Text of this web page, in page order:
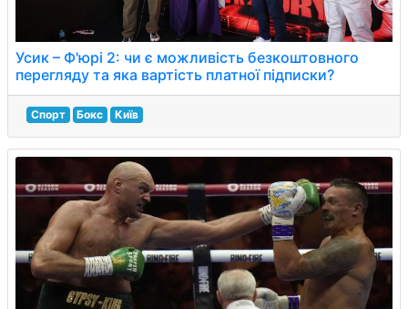
Усик – Ф'юрі 2: чи є можливість безкоштовного
перегляду та яка вартість платної підписки?
Спорт Бокс Київ